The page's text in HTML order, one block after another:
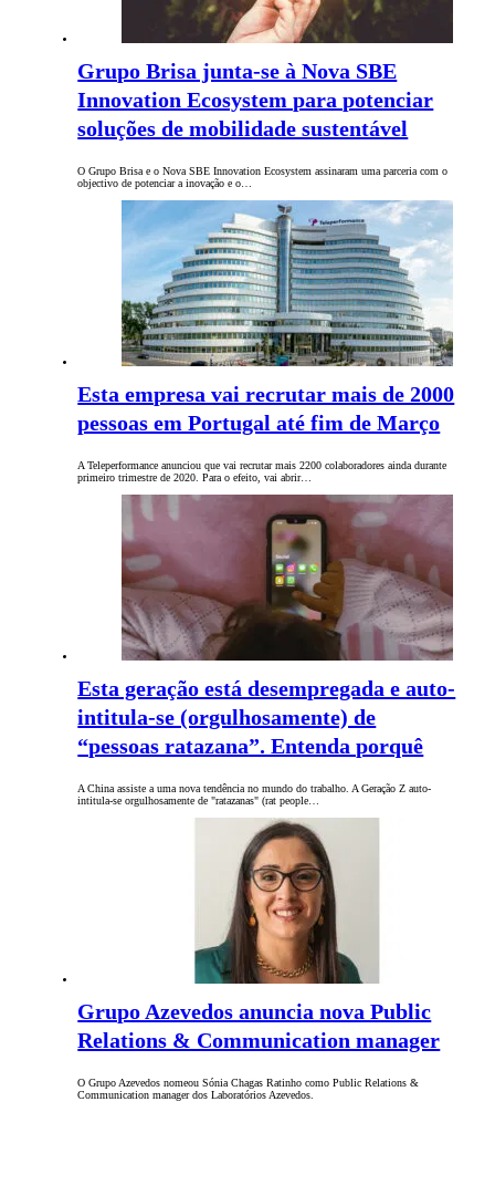
Grupo Brisa junta-se à Nova SBE
Innovation Ecosystem para potenciar
soluções de mobilidade sustentável
O Grupo Brisa e o Nova SBE Innovation Ecosystem assinaram uma parceria com o
objectivo de potenciar a inovação e o…
Esta empresa vai recrutar mais de 2000
pessoas em Portugal até fim de Março
A Teleperformance anunciou que vai recrutar mais 2200 colaboradores ainda durante
primeiro trimestre de 2020. Para o efeito, vai abrir…
Esta geração está desempregada e auto-
intitula-se (orgulhosamente) de
“pessoas ratazana”. Entenda porquê
A China assiste a uma nova tendência no mundo do trabalho. A Geração Z auto-
intitula-se orgulhosamente de "ratazanas" (rat people…
Grupo Azevedos anuncia nova Public
Relations & Communication manager
O Grupo Azevedos nomeou Sónia Chagas Ratinho como Public Relations &
Communication manager dos Laboratórios Azevedos.